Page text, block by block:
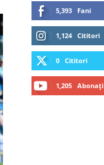
5,393 Fani
1,124 Cititori
0 Cititori
1,205 Abonați